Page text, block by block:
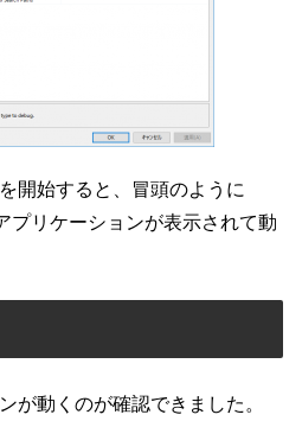
開始すると、冒頭のように
プリケーションが表示されて動
が動くのが確認できました。